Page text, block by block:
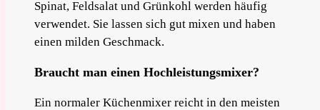
Spinat, Feldsalat und Grünkohl werden häufig
verwendet. Sie lassen sich gut mixen und haben
einen milden Geschmack.
Braucht man einen Hochleistungsmixer?
Ein normaler Küchenmixer reicht in den meisten